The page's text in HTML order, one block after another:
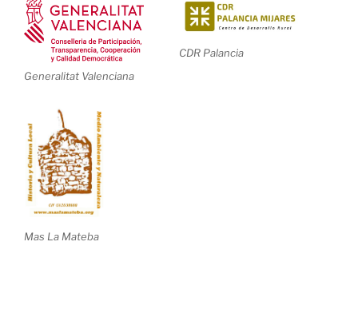
Generalitat Valenciana
CDR Palancia
Mas La Mateba